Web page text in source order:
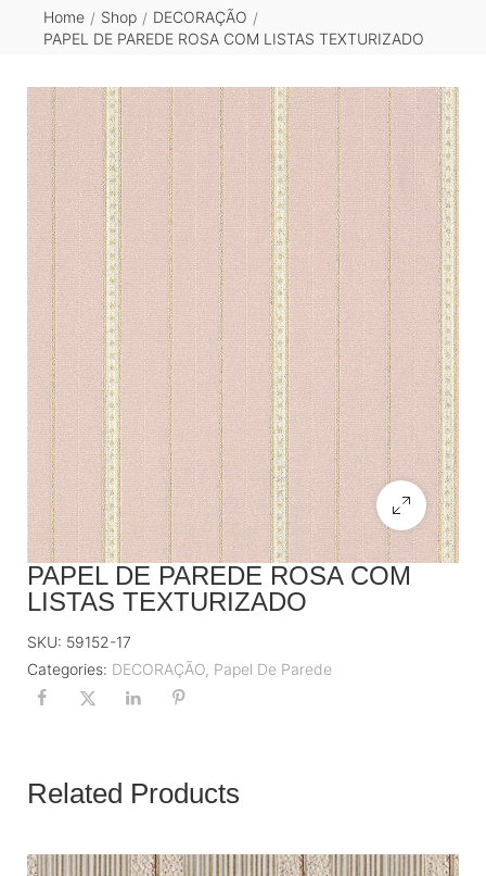
Home / Shop / DECORAÇÃO /
PAPEL DE PAREDE ROSA COM LISTAS TEXTURIZADO
PAPEL DE PAREDE ROSA COM
LISTAS TEXTURIZADO
SKU: 59152-17
Categories: DECORAÇÃO, Papel De Parede
Related Products